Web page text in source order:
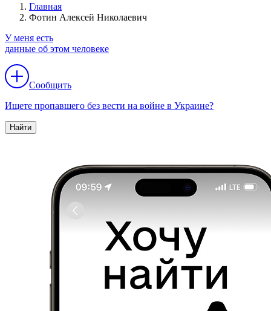
Главная
Фотин Алексей Николаевич
У меня есть
данные об этом человеке
Сообщить
Ищете пропавшего без вести на войне в Украине?
Найти